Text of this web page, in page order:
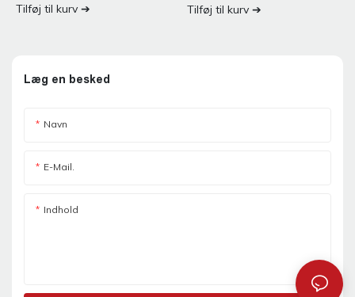
Tilføj til kurv ➔
Tilføj til kurv ➔
Læg en besked
Navn
E-Mail.
Indhold